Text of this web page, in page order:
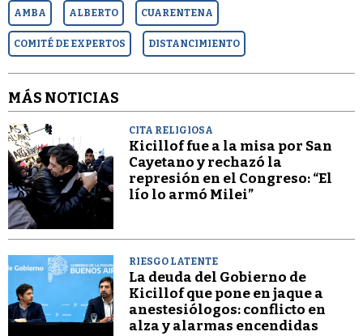
AMBA ALBERTO CUARENTENA
COMITÉ DE EXPERTOS DISTANCIMIENTO
MÁS NOTICIAS
CITA RELIGIOSA
Kicillof fue a la misa por San
Cayetano y rechazó la
represión en el Congreso: “El
lío lo armó Milei”
RIESGO LATENTE
La deuda del Gobierno de
Kicillof que pone en jaque a
anestesiólogos: conflicto en
alza y alarmas encendidas